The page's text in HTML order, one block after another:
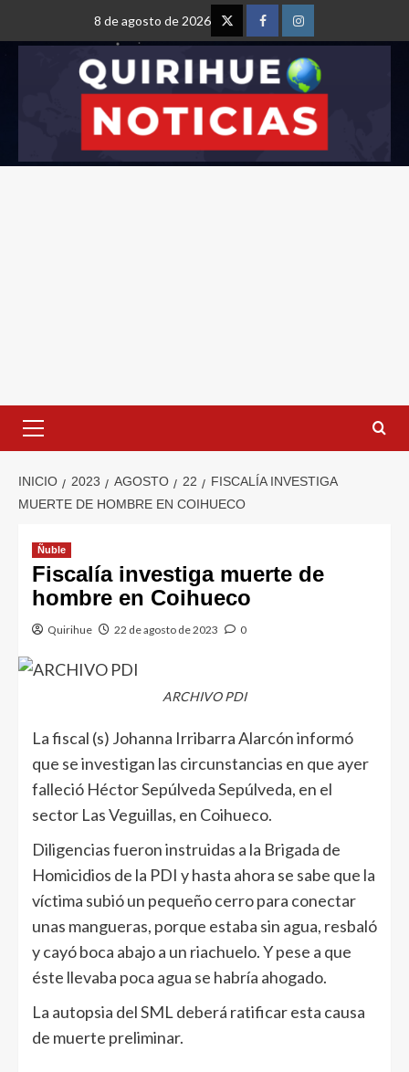
8 de agosto de 2026
INICIO 2023 AGOSTO 22
FISCALÍA INVESTIGA
MUERTE DE HOMBRE EN COIHUECO
Ñuble
Fiscalía investiga muerte de
hombre en Coihueco
Quirihue 22 de agosto de 2023 0
ARCHIVO PDI
La fiscal (s) Johanna Irribarra Alarcón informó
que se investigan las circunstancias en que ayer
falleció Héctor Sepúlveda Sepúlveda, en el
sector Las Veguillas, en Coihueco.
Diligencias fueron instruidas a la Brigada de
Homicidios de la PDI y hasta ahora se sabe que la
víctima subió un pequeño cerro para conectar
unas mangueras, porque estaba sin agua, resbaló
y cayó boca abajo a un riachuelo. Y pese a que
éste llevaba poca agua se habría ahogado.
La autopsia del SML deberá ratificar esta causa
de muerte preliminar.